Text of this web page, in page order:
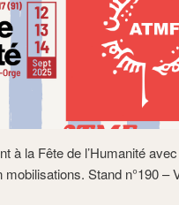
à la Fête de l’Humanité
Stand n°190 –